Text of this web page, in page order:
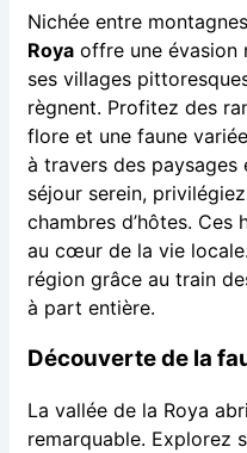
Nichée entre
Royaoffre une évasion
ses villages
règnent. Profitez des
flore et une faune
à travers des paysages
séjour serein,
chambres d’hôtes.
au cœur de la vie
région grâce au train
à part entière.
Découverte de la
La vallée de la Roya
remarquable. Explorez